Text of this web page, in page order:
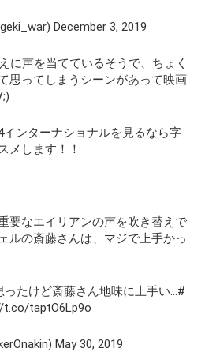
December 3, 2019
に声を当てているそうで、ちょく
思ってしまうシーンがあって映画
ンターナショナルを見るなら字
メします！！
要なエイリアンの声を吹き替えで
ルの斎藤さんは、マジで上手かっ
ったけど斎藤さん地味に上手い…#
t.co/taptO6Lp9o
May 30, 2019